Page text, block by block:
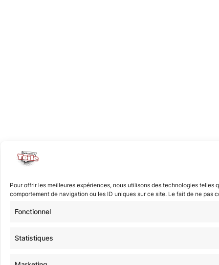
Pour offrir les meilleures expériences, nous utilisons des technologies
comportement de navigation ou les ID uniques sur ce site. Le fait de ne
Fonctionnel
Statistiques